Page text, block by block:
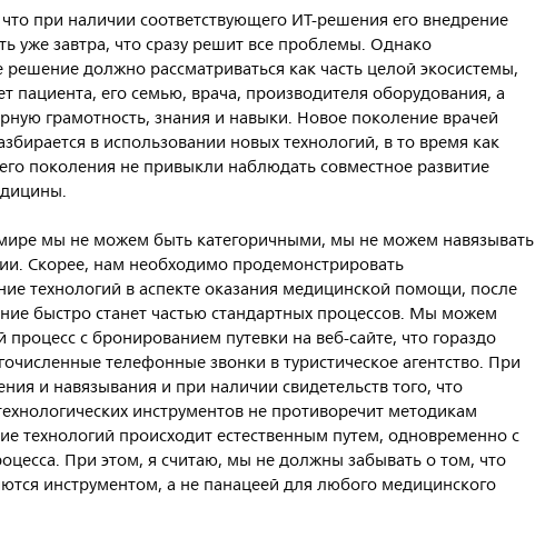
при наличии соответствующего ИТ-решения его внедрение
уже завтра, что сразу решит все проблемы. Однако
решение должно рассматриваться как часть целой экосистемы,
пациента, его семью, врача, производителя оборудования, а
грамотность, знания и навыки. Новое поколение врачей
в использовании новых технологий, в то время как
поколения не привыкли наблюдать совместное развитие
мы не можем быть категоричными, мы не можем навязывать
Скорее, нам необходимо продемонстрировать
технологий в аспекте оказания медицинской помощи, после
быстро станет частью стандартных процессов. Мы можем
процесс с бронированием путевки на веб-сайте, что гораздо
телефонные звонки в туристическое агентство. При
и навязывания и при наличии свидетельств того, что
инструментов не противоречит методикам
технологий происходит естественным путем, одновременно с
При этом, я считаю, мы не должны забывать о том, что
инструментом, а не панацеей для любого медицинского